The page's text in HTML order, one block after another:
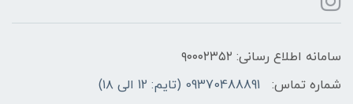
سامانه اطلاع رسانی: ۹۰۰۰۲۳۵۲
شماره تماس:
09370488891 (تایم: 12 الی ۱۸)